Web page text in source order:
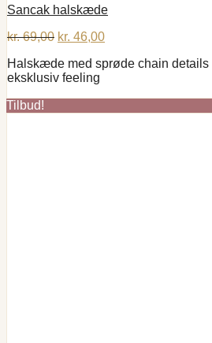
Sancak halskæde
kr.69,00 Den
pris
var:
kr. 46,00Den
pris
Halskæde med sprøde chain details
eksklusiv feeling
Tilbud!